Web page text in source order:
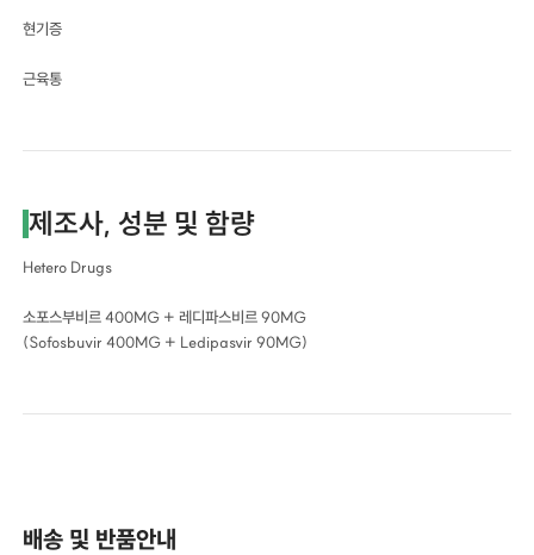
현기증
근육통
제조사, 성분 및 함량
Hetero Drugs
소포스부비르 400MG + 레디파스비르 90MG
(Sofosbuvir 400MG + Ledipasvir 90MG)
배송 및 반품안내